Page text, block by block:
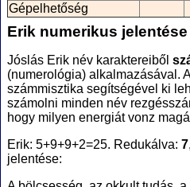
Gépelhetőség
Erik numerikus jelentése
Jóslás Erik név karaktereiből
(numerológia) alkalmazásával. A
számmisztika segítségével ki
számolni minden név
hogy milyen energiát vonz
Erik: 5+9+9+2=25. Redukálva: 7
jelentése: